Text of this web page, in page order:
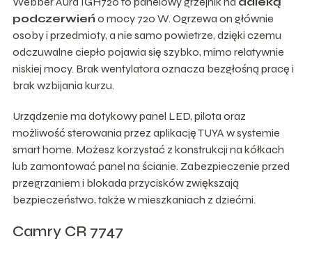
podczerwieńo mocy 720 W. Ogrzewa on głównie
osoby i przedmioty, a nie samo powietrze, dzięki czemu
odczuwalne ciepło pojawia się szybko, mimo relatywnie
niskiej mocy. Brak wentylatora oznacza bezgłośną pracę i
brak wzbijania kurzu.
Urządzenie ma dotykowy panel LED, pilota oraz
możliwość sterowania przez aplikację TUYA w systemie
smart home. Możesz korzystać z konstrukcji na kółkach
lub zamontować panel na ścianie. Zabezpieczenie przed
przegrzaniem i blokada przycisków zwiększają
bezpieczeństwo, także w mieszkaniach z dziećmi.
Camry CR 7747